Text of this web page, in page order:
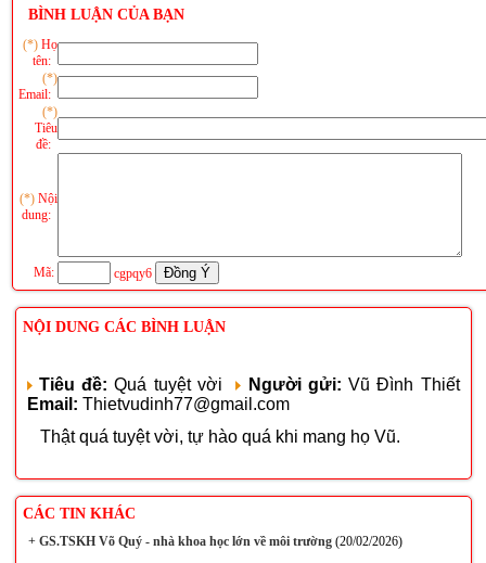
BÌNH LUẬN CỦA BẠN
(*) Họ
tên:
(*)
Email:
(*)
Tiêu
đề:
(*) Nội
dung:
Mã: cgpqy6
NỘI DUNG CÁC BÌNH LUẬN
Tiêu đề: Quá tuyệt vời Người gửi: Vũ Đình Thiết
Email: Thietvudinh77@gmail.com
Thật quá tuyệt vời, tự hào quá khi mang họ Vũ.
CÁC TIN KHÁC
+GS.TSKH Võ Quý - nhà khoa học lớn về môi trường(20/02/2026)